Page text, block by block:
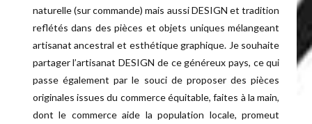
naturelle (sur commande) mais aussi DESIGN et tradition
reflétés dans des pièces et objets uniques mélangeant
artisanat ancestral et esthétique graphique. Je souhaite
partager l’artisanat DESIGN de ce généreux pays, ce qui
passe également par le souci de proposer des pièces
originales issues du commerce équitable, faites à la main,
dont le commerce aide la population locale, promeut